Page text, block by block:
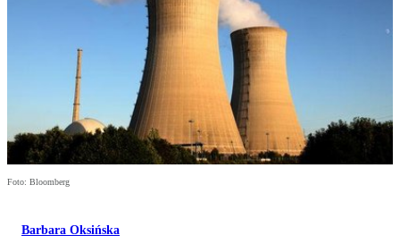
Foto: Bloomberg
Barbara Oksińska